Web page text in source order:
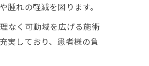
れの軽減を図ります。
なく可動域を広げる施術
実しており、患者様の負